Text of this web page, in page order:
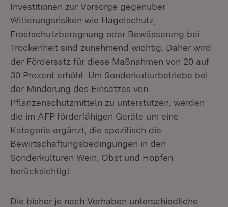
Investitionen zur Vorsorge gegenüber
Witterungsrisiken wie Hagelschutz,
Frostschutzberegnung oder Bewässerung bei
Trockenheit sind zunehmend wichtig. Daher wird
der Fördersatz für diese Maßnahmen von 20 auf
30 Prozent erhöht. Um Sonderkulturbetriebe bei
der Minderung des Einsatzes von
Pflanzenschutzmitteln zu unterstützen, werden
die im AFP förderfähigen Geräte um eine
Kategorie ergänzt, die spezifisch die
Bewirtschaftungsbedingungen in den
Sonderkulturen Wein, Obst und Hopfen
berücksichtigt.
Die bisher je nach Vorhaben unterschiedliche